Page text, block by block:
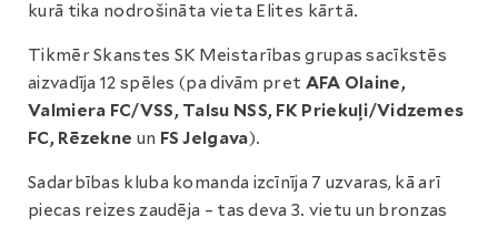
kurā tika nodrošināta vieta Elites kārtā.
Tikmēr Skanstes SK Meistarības grupas sacīkstēs
aizvadīja 12 spēles (pa divām pret AFA Olaine,
Valmiera FC/VSS, Talsu NSS, FK Priekuļi/Vidzemes
FC, Rēzekne un FS Jelgava).
Sadarbības kluba komanda izcīnīja 7 uzvaras, kā arī
piecas reizes zaudēja – tas deva 3. vietu un bronzas